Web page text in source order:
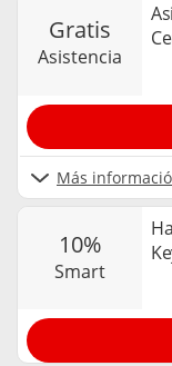
gratis
asistencia
Más
10%
smart